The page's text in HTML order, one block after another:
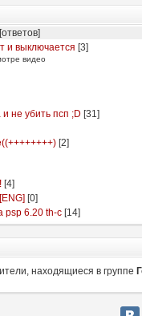
[ответов]
и выключается [3]
видео
не убить псп ;D [31]
[2]
[4]
[0]
psp 6.20 th-c[14]
находящиеся в группе